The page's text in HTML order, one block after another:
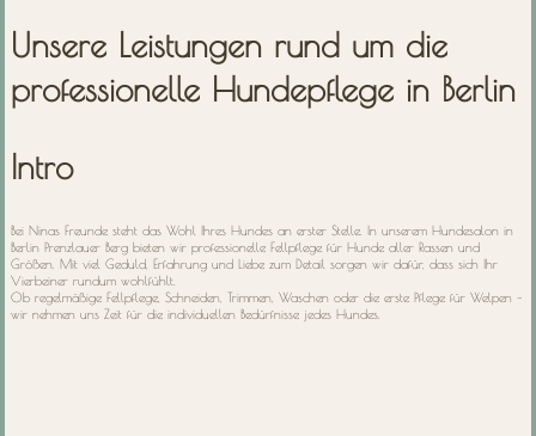
Unsere Leistungen rund um die
professionelle Hundepflege in Berlin
Intro
Bei Ninas Freunde steht das Wohl Ihres Hundes an erster Stelle. In unserem Hundesalon in
Berlin Prenzlauer Berg bieten wir professionelle Fellpflege für Hunde aller Rassen und
Größen. Mit viel Geduld, Erfahrung und Liebe zum Detail sorgen wir dafür, dass sich Ihr
Vierbeiner rundum wohlfühlt.
Ob regelmäßige Fellpflege, Schneiden, Trimmen, Waschen oder die erste Pflege für Welpen –
wir nehmen uns Zeit für die individuellen Bedürfnisse jedes Hundes.